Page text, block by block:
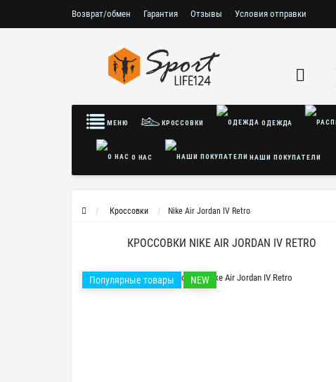
Возврат/обмен Гарантия Отзывы Условия отправки
МЕНЮ КРОССОВКИ ОДЕЖДА
О НАС НАШИ ПОКУПАТЕЛИ
Кроссовки Nike Air Jordan IV Retro
КРОССОВКИ NIKE AIR JORDAN IV RETRO
Популярные товары NEW